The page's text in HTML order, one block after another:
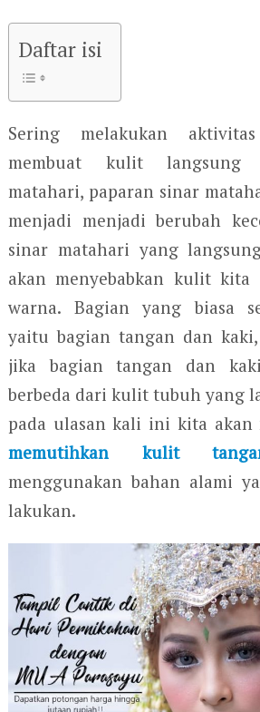
Daftar isi
Sering melakukan
membuat kulit langsung
matahari, paparan sinar
menjadi menjadi berubah
sinar matahari yang
akan menyebabkan kulit kita
warna. Bagian yang biasa
yaitu bagian tangan dan
jika bagian tangan dan
berbeda dari kulit tubuh yang
pada ulasan kali ini kita akan
memutihkan kulit
menggunakan bahan alami
lakukan.